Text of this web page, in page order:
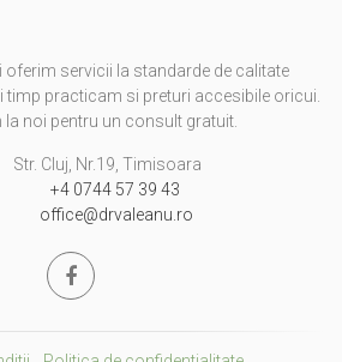
oferim servicii la standarde de calitate
timp practicam si preturi accesibile oricui.
la noi pentru un consult gratuit.
Str. Cluj, Nr.19, Timisoara
+4 0744 57 39 43
office@drvaleanu.ro